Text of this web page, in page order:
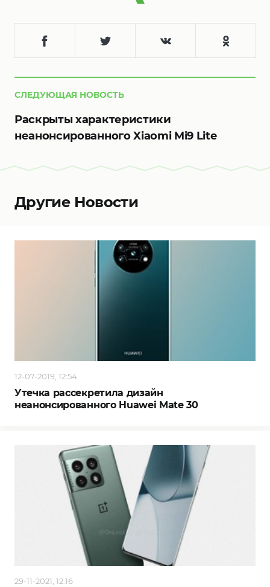
СЛЕДУЮЩАЯ НОВОСТЬ
Раскрыты характеристики
неанонсированного Xiaomi Mi9 Lite
Другие Новости
12-07-2019, 12:54
Утечка рассекретила дизайн
неанонсированного Huawei Mate 30
29-11-2021, 12:16